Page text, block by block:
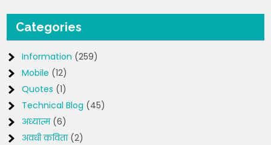
Categories
Information (259)
Mobile (12)
Quotes (1)
Technical Blog (45)
अध्यात्म(6)
अवधी कविता(2)